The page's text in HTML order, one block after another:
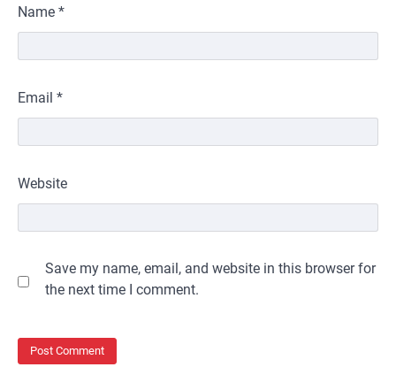
Name *
Email *
Website
Save my name, email, and website in this browser for
the next time I comment.